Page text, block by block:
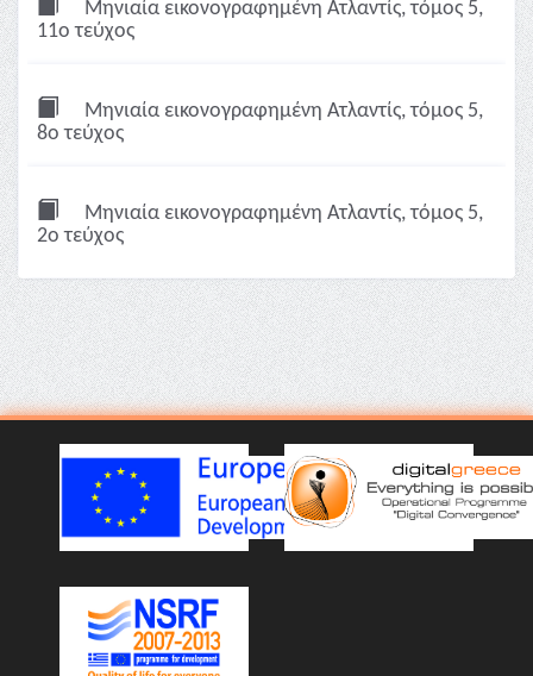
Μηνιαία εικονογραφημένη Ατλαντίς, τόμος 5,
11ο τεύχος
Μηνιαία εικονογραφημένη Ατλαντίς, τόμος 5,
8ο τεύχος
Μηνιαία εικονογραφημένη Ατλαντίς, τόμος 5,
2ο τεύχος